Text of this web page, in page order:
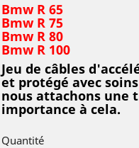
Bmw R 65
Bmw R 75
Bmw R 80
Bmw R 100
Jeu de câbles
et protégé avec
nous attachons une
importance à cela.
Quantité